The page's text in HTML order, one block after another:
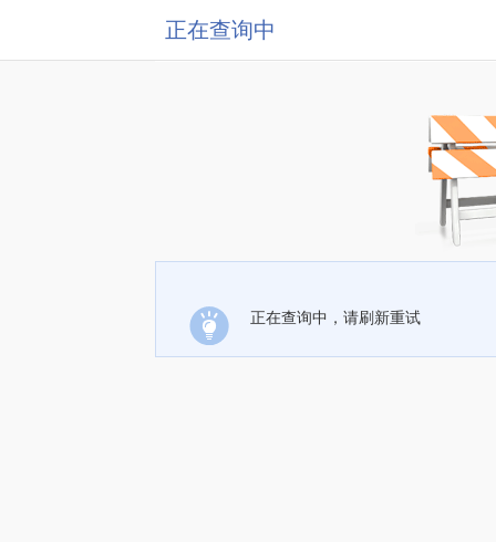
正在查询中
正在查询中，请刷新重试